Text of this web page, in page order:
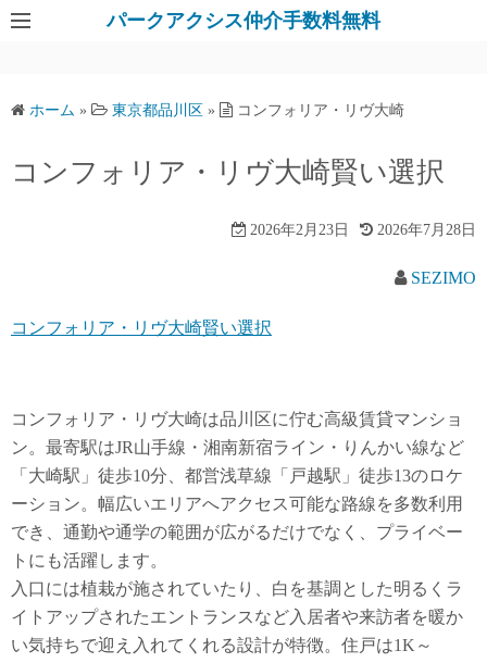
パークアクシス仲介手数料無料
ホーム » 東京都品川区 » コンフォリア・リヴ大崎
コンフォリア・リヴ大崎賢い選択
2026年2月23日 2026年7月28日
SEZIMO
コンフォリア・リヴ大崎賢い選択
コンフォリア・リヴ大崎は品川区に佇む高級賃貸マンショ
ン。最寄駅はJR山手線・湘南新宿ライン・りんかい線など
「大崎駅」徒歩10分、都営浅草線「戸越駅」徒歩13のロケ
ーション。幅広いエリアへアクセス可能な路線を多数利用
でき、通勤や通学の範囲が広がるだけでなく、プライベー
トにも活躍します。
入口には植栽が施されていたり、白を基調とした明るくラ
イトアップされたエントランスなど入居者や来訪者を暖か
い気持ちで迎え入れてくれる設計が特徴。住戸は1K～